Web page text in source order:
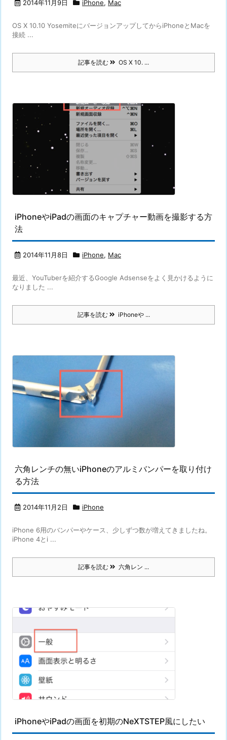
2014年11月9日 iPhone, Mac
OS X 10.10 YosemiteにバージョンアップしてからiPhoneとMacを
接続 ...
記事を読む OS X 10. ...
iPhoneやiPadの画面のキャプチャー動画を撮影する方
法
2014年11月8日 iPhone, Mac
最近、YouTuberを紹介するGoogle Adsenseをよく見かけるように
なりました ...
記事を読む iPhoneや ...
六角レンチの無いiPhoneのアルミバンパーを取り付け
る方法
2014年11月2日 iPhone
iPhone 6用のバンパーやケース、少しずつ数が増えてきましたね。
iPhone 4とi ...
記事を読む 六角レン ...
iPhoneやiPadの画面を初期のNeXTSTEP風にしたい